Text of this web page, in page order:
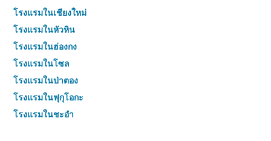
โรงแรมในเชียงใหม่
โรงแรมในหัวหิน
โรงแรมในฮ่องกง
โรงแรมในโซล
โรงแรมในป่าตอง
โรงแรมในฟุกุโอกะ
โรงแรมในชะอำ